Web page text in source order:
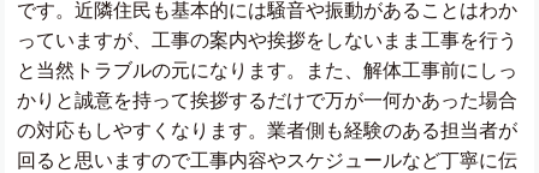
です。近隣住民も基本的には騒音や振動があることはわか
っていますが、工事の案内や挨拶をしないまま工事を行う
と当然トラブルの元になります。また、解体工事前にしっ
かりと誠意を持って挨拶するだけで万が一何かあった場合
の対応もしやすくなります。業者側も経験のある担当者が
回ると思いますので工事内容やスケジュールなど丁寧に伝